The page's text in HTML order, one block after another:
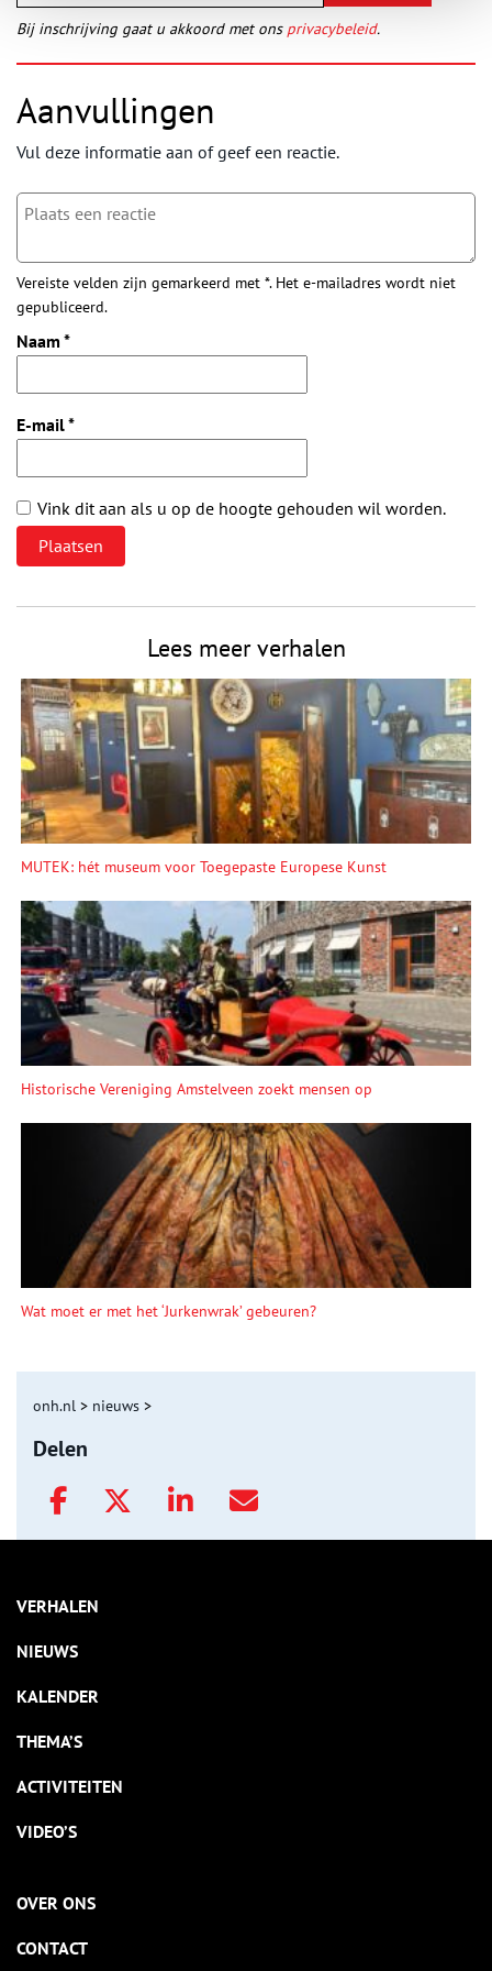
Bij inschrijving gaat u akkoord met ons privacybeleid.
Aanvullingen
Vul deze informatie aan of geef een reactie.
Vereiste velden zijn gemarkeerd met *. Het e-mailadres wordt niet
gepubliceerd.
Naam *
E-mail*
Vink dit aan als u op de hoogte gehouden wil worden.
Lees meer verhalen
MUTEK: hét museum voor Toegepaste Europese Kunst
Historische Vereniging Amstelveen zoekt mensen op
Wat moet er met het ‘Jurkenwrak’ gebeuren?
onh.nl > nieuws >
Delen
VERHALEN
NIEUWS
KALENDER
THEMA’S
ACTIVITEITEN
VIDEO’S
OVER ONS
CONTACT